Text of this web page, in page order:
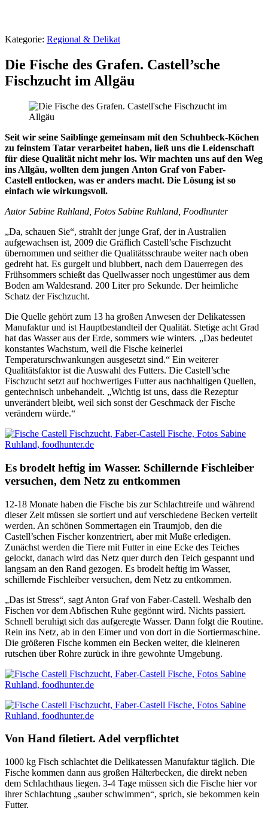
Kategorie: Regional & Delikat
Die Fische des Grafen. Castell’sche
Fischzucht im Allgäu
Seit wir seine Saiblinge gemeinsam mit den Schuhbeck-Köchen
zu feinstem Tatar verarbeitet haben, ließ uns die Leidenschaft
für diese Qualität nicht mehr los. Wir machten uns auf den Weg
ins Allgäu, wollten dem jungen Anton Graf von Faber-
Castell entlocken, was er anders macht. Die Lösung ist so
einfach wie wirkungsvoll.
Autor Sabine Ruhland, Fotos Sabine Ruhland, Foodhunter
„Da, schauen Sie“, strahlt der junge Graf, der in Australien
aufgewachsen ist, 2009 die Gräflich Castell’sche Fischzucht
übernommen und seither die Qualitätsschraube weiter nach oben
gedreht hat. Es gurgelt und blubbert, nach dem Dauerregen des
Frühsommers schießt das Quellwasser noch ungestümer aus dem
Boden am Waldesrand. 200 Liter pro Sekunde. Der heimliche
Schatz der Fischzucht.
Die Quelle gehört zum 13 ha großen Anwesen der Delikatessen
Manufaktur und ist Hauptbestandteil der Qualität. Stetige acht Grad
hat das Wasser aus der Erde, sommers wie winters. „Das bedeutet
konstantes Wachstum, weil die Fische keinerlei
Temperaturschwankungen ausgesetzt sind.“ Ein weiterer
Qualitätsfaktor ist die Auswahl des Futters. Die Castell’sche
Fischzucht setzt auf hochwertiges Futter aus nachhaltigen Quellen,
gentechnisch unbehandelt. „Wichtig ist uns, dass die Rezeptur
unverändert bleibt, weil sich sonst der Geschmack der Fische
verändern würde.“
Es brodelt heftig im Wasser. Schillernde Fischleiber
versuchen, dem Netz zu entkommen
12-18 Monate haben die Fische bis zur Schlachtreife und während
dieser Zeit müssen sie sortiert und auf verschiedene Becken verteilt
werden. An schönen Sommertagen ein Traumjob, den die
Castell’schen Fischer konzentriert, aber mit Muße erledigen.
Zunächst werden die Tiere mit Futter in eine Ecke des Teiches
gelockt, danach wird das Netz quer durch den Teich gespannt und
langsam an den Rand gezogen. Es brodelt heftig im Wasser,
schillernde Fischleiber versuchen, dem Netz zu entkommen.
„Das ist Stress“, sagt Anton Graf von Faber-Castell. Weshalb den
Fischen vor dem Abfischen Ruhe gegönnt wird. Nichts passiert.
Schnell beruhigt sich das aufgeregte Wasser. Dann folgt die Routine.
Rein ins Netz, ab in den Eimer und von dort in die Sortiermaschine.
Die größeren Fische kommen ein Becken weiter, die kleineren
rutschen über Rohre zurück in ihre gewohnte Umgebung.
Von Hand filetiert. Adel verpflichtet
1000 kg Fisch schlachtet die Delikatessen Manufaktur täglich. Die
Fische kommen dann aus großen Hälterbecken, die direkt neben
dem Schlachthaus liegen. 3-4 Tage müssen sich die Fische hier vor
ihrer Schlachtung „sauber schwimmen“, sprich, sie bekommen kein
Futter.